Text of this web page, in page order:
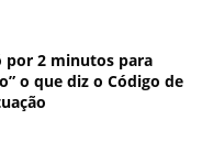
por 2 minutos para
o que diz o Código de